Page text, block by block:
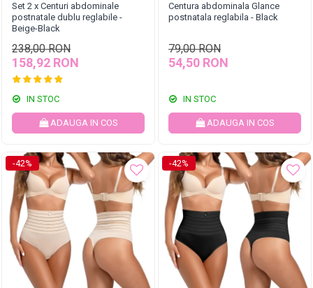
Set 2 x Centuri abdominale
postnatale dublu reglabile -
Beige-Black
238,00 RON
158,92 RON
IN STOC
ADAUGA IN COS
Centura abdominala Glance
postnatala reglabila - Black
79,00 RON
54,50 RON
IN STOC
ADAUGA IN COS
-42% -42%